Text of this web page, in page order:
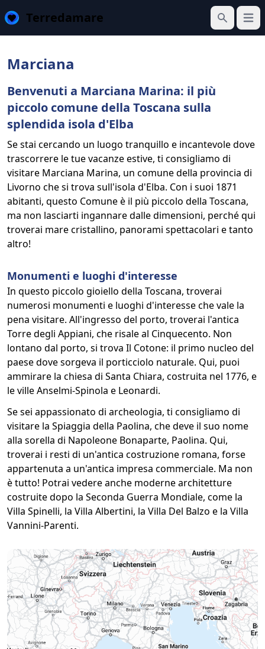
Terredamare
Cerca
Apri
Marciana
Benvenuti a Marciana Marina: il più
piccolo comune della Toscana sulla
splendida isola d'Elba
Se stai cercando un luogo tranquillo e incantevole dove
trascorrere le tue vacanze estive, ti consigliamo di
visitare Marciana Marina, un comune della provincia di
Livorno che si trova sull'isola d'Elba. Con i suoi 1871
abitanti, questo Comune è il più piccolo della Toscana,
ma non lasciarti ingannare dalle dimensioni, perché qui
troverai mare cristallino, panorami spettacolari e tanto
altro!
Monumenti e luoghi d'interesse
In questo piccolo gioiello della Toscana, troverai
numerosi monumenti e luoghi d'interesse che vale la
pena visitare. All'ingresso del porto, troverai l'antica
Torre degli Appiani, che risale al Cinquecento. Non
lontano dal porto, si trova Il Cotone: il primo nucleo del
paese dove sorgeva il porticciolo naturale. Qui, puoi
ammirare la chiesa di Santa Chiara, costruita nel 1776, e
le ville Anselmi-Spinola e Leonardi.
Se sei appassionato di archeologia, ti consigliamo di
visitare la Spiaggia della Paolina, che deve il suo nome
alla sorella di Napoleone Bonaparte, Paolina. Qui,
troverai i resti di un'antica costruzione romana, forse
appartenuta a un'antica impresa commerciale. Ma non
è tutto! Potrai vedere anche moderne architetture
costruite dopo la Seconda Guerra Mondiale, come la
Villa Spinelli, la Villa Albertini, la Villa Del Balzo e la Villa
Vannini-Parenti.